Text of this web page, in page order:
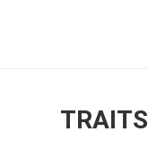
TRAITS